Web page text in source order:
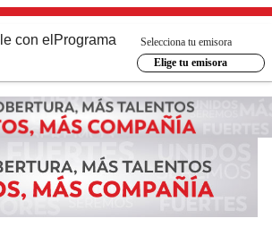
con el Programa
Selecciona tu emisora
Elige tu emisora